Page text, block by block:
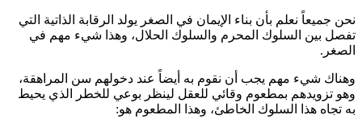
نحن جميعاً نعلم بأن بناء الإيمان في الصغر يولد الرقابة الذاتية التي
تفصل بين السلوك المحرم والسلوك الحلال، وهذا شيء مهم في
الصغر.
وهناك شيء مهم يجب أن نقوم به أيضاً عند دخولهم سن المراهقة،
وهو تزويدهم بمطعوم وقائي للعقل لينظر بوعي للخطر الذي يحيط
به تجاه هذا السلوك الخاطئ، وهذا المطعوم هو: